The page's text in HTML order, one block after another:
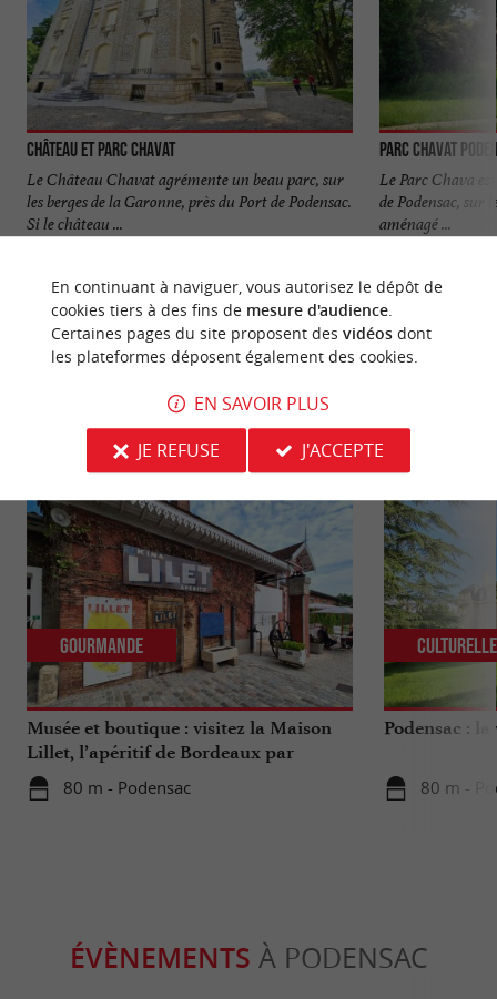
Château et Parc Chavat
Le Château Chavat agrémente un beau parc, sur
les berges de la Garonne, près du Port de Podensac.
Si le château ...
Parc Chavat
Le Parc Chava
de Podensac, sur
aménagé ...
NOUS AVONS TESTÉPOUR VOUS
Musée et boutique : visitez la Maison
Lillet, l’apéritif de Bordeaux par
excellence
80 m - Podensac
Gourmande
Podensac :
80 m -
Culturelle
ÉVÈNEMENTS À PODENSAC
En continuant à naviguer, vous autorisez le dépôt de
cookies tiers à des fins de mesure d'audience.
Certaines pages du site proposent des vidéosdont
les plateformes déposent également des cookies.
EN SAVOIR PLUS
JE REFUSE
J'ACCEPTE